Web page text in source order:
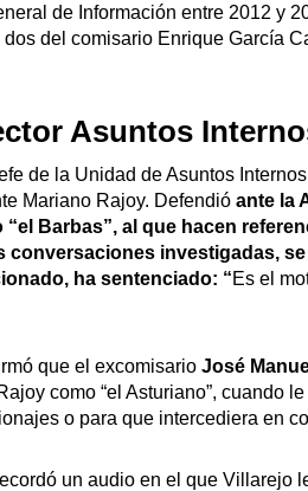
de Información entre 2012 y
dos del comisario Enrique García
Asuntos
de la Unidad de Asuntos
Mariano Rajoy. Defendió ante la
“el Barbas”, al que hacen
conversaciones investigadas,
ha sentenciado: “Es el
que el excomisario José
como “el Asturiano”, cuando
o para que intercediera en
un audio en el que Villarejo